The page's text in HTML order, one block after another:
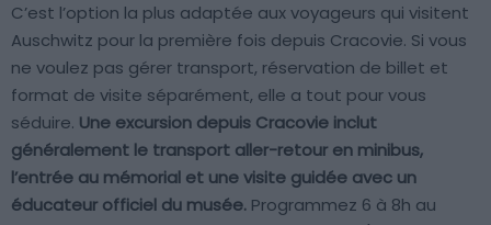
C’est l’option la plus adaptée aux voyageurs qui visitent
Auschwitz pour la première fois depuis Cracovie. Si vous
ne voulez pas gérer transport, réservation de billet et
format de visite séparément, elle a tout pour vous
séduire. Une excursion depuis Cracovie inclut
généralement le transport aller-retour en minibus,
l’entrée au mémorial et une visite guidée avec un
éducateur officiel du musée. Programmez 6 à 8h au